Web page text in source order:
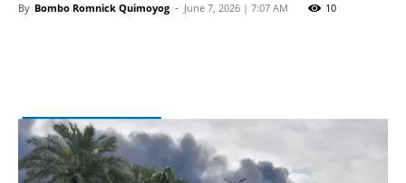
By Bombo Romnick Quimoyog - June 7, 2026 | 7:07 AM 10